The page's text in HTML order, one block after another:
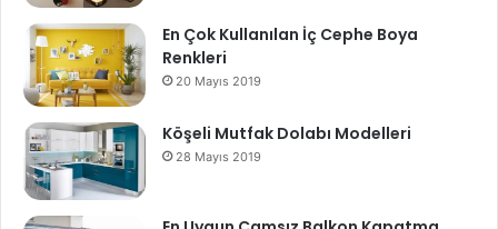
En Çok Kullanılan İç Cephe Boya
Renkleri
20 Mayıs 2019
Köşeli Mutfak Dolabı Modelleri
28 Mayıs 2019